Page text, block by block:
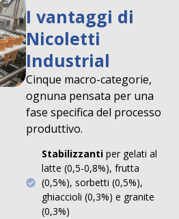
I vantaggi di
Nicoletti
Industrial
Cinque macro-categorie,
ognuna pensata per una
fase specifica del processo
produttivo.
Stabilizzanti per gelati al
latte (0,5-0,8%), frutta
(0,5%), sorbetti (0,5%),
ghiaccioli (0,3%) e granite
(0,3%)